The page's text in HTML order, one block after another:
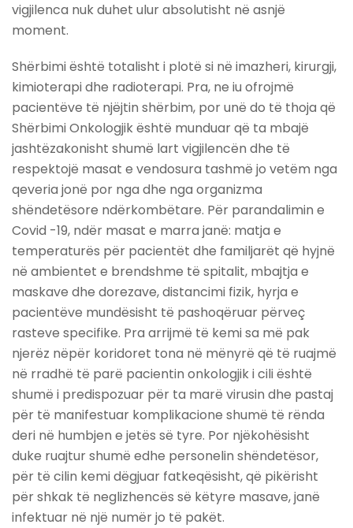
vigjilenca nuk duhet ulur absolutisht në asnjë
moment.
Shërbimi është totalisht i plotë si në imazheri, kirurgji,
kimioterapi dhe radioterapi. Pra, ne iu ofrojmë
pacientëve të njëjtin shërbim, por unë do të thoja që
Shërbimi Onkologjik është munduar që ta mbajë
jashtëzakonisht shumë lart vigjilencën dhe të
respektojë masat e vendosura tashmë jo vetëm nga
qeveria jonë por nga dhe nga organizma
shëndetësore ndërkombëtare. Për parandalimin e
Covid -19, ndër masat e marra janë: matja e
temperaturës për pacientët dhe familjarët që hyjnë
në ambientet e brendshme të spitalit, mbajtja e
maskave dhe dorezave, distancimi fizik, hyrja e
pacientëve mundësisht të pashoqëruar përveç
rasteve specifike. Pra arrijmë të kemi sa më pak
njerëz nëpër koridoret tona në mënyrë që të ruajmë
në rradhë të parë pacientin onkologjik i cili është
shumë i predispozuar për ta marë virusin dhe pastaj
për të manifestuar komplikacione shumë të rënda
deri në humbjen e jetës së tyre. Por njëkohësisht
duke ruajtur shumë edhe personelin shëndetësor,
për të cilin kemi dëgjuar fatkeqësisht, që pikërisht
për shkak të neglizhencës së këtyre masave, janë
infektuar në një numër jo të pakët.